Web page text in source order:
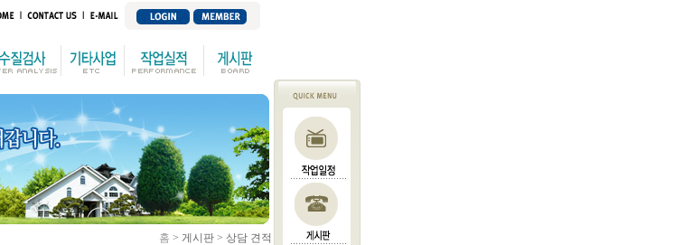
홈 > 게시판 > 상담 견적